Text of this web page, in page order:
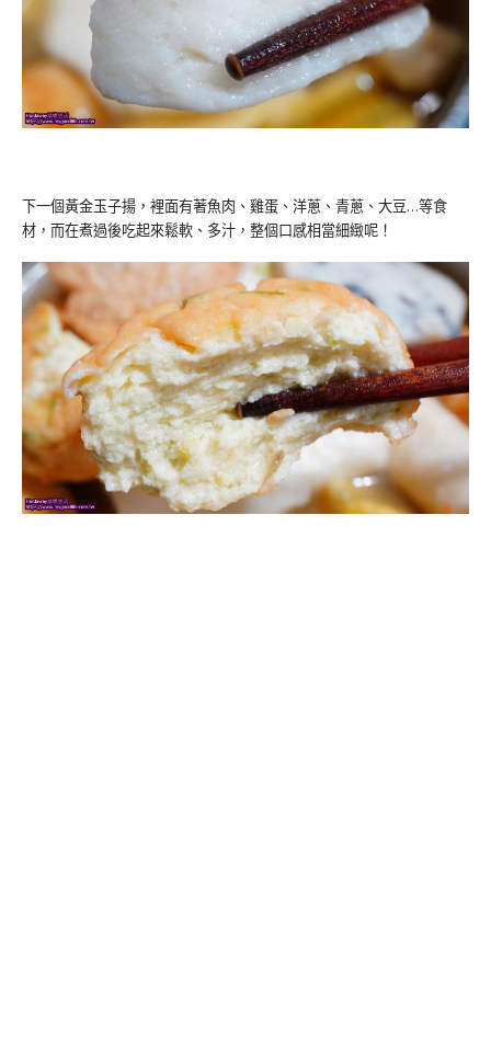
下一個黃金玉子揚，裡面有著魚肉、雞蛋、洋蔥、青蔥、大豆…等食
材，而在煮過後吃起來鬆軟、多汁，整個口感相當細緻呢！